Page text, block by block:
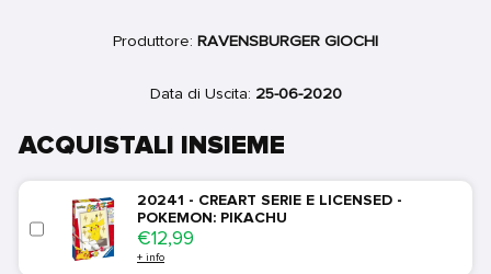
Produttore: RAVENSBURGER GIOCHI
Data di Uscita: 25-06-2020
ACQUISTALI INSIEME
20241 - CREART SERIE E LICENSED -
POKEMON: PIKACHU
Price
€12,99
+ info